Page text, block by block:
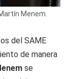
Menem.
del SAME
de manera
se